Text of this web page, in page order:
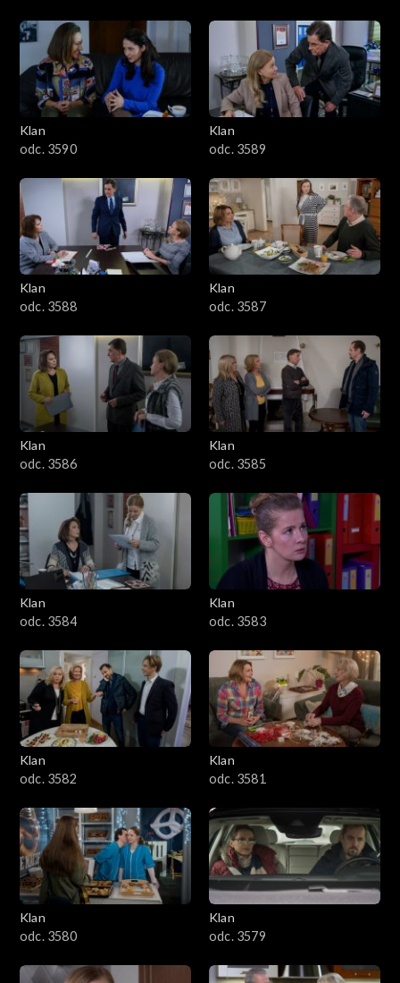
2901–3000
2801–2900
2701–2800
2501–2600
2401–2500
2301–2400
2201–2300
2101–2200
2001–2100
1901–2000
1801–1900
1701–1800
1601–1700
1501–1600
1401–1500
1301–1400
1201–1300
1101–1200
1001–1100
901–1000
801–900
Klan
odc. 3590
Klan
odc. 3589
Klan
odc. 3588
Klan
odc. 3587
Klan
odc. 3586
Klan
odc. 3585
Klan
odc. 3584
Klan
odc. 3583
Klan
odc. 3582
Klan
odc. 3581
Klan
odc. 3580
Klan
odc. 3579